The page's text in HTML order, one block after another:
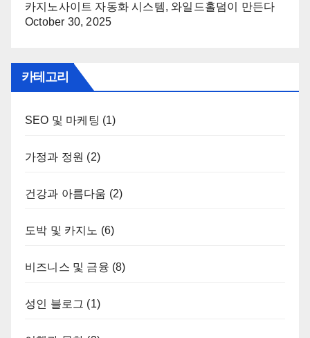
카지노사이트 자동화 시스템, 와일드홀덤이 만든다
October 30, 2025
카테고리
SEO 및 마케팅 (1)
가정과 정원 (2)
건강과 아름다움 (2)
도박 및 카지노 (6)
비즈니스 및 금융 (8)
성인 블로그 (1)